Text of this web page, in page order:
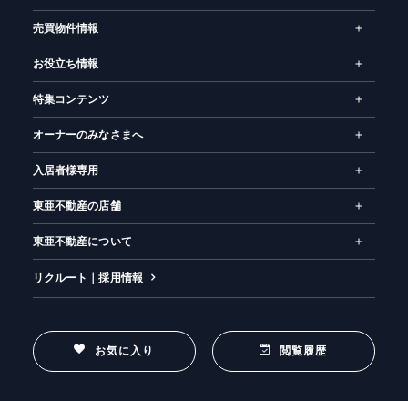
売買物件情報
お役立ち情報
特集コンテンツ
オーナーのみなさまへ
入居者様専用
東亜不動産の店舗
東亜不動産について
リクルート｜採用情報
お気に入り 閲覧履歴